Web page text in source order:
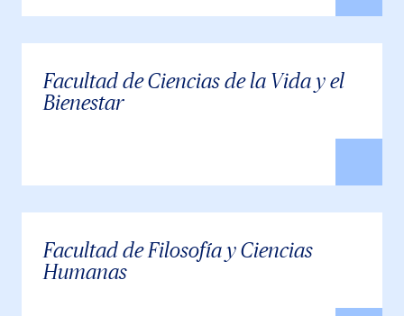
Facultad de Ciencias de la Vida y el
Bienestar
Facultad de Filosofía y Ciencias
Humanas